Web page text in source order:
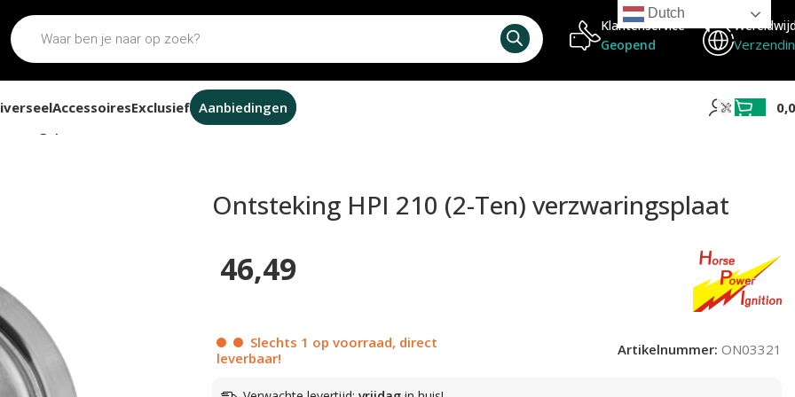
Klantenservice
Geopend
AccessoiresExclusief Aanbiedingen
Ontsteking HPI 210 (2-Ten) verzwaringsplaat
46,49
Slechts 1 op voorraad, direct
leverbaar!
Artikelnummer: ON03321
Dutch